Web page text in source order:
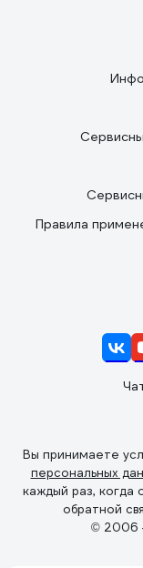
Правила
Вы принимаете
персональных
каждый раз, когда
обратной
© 2006